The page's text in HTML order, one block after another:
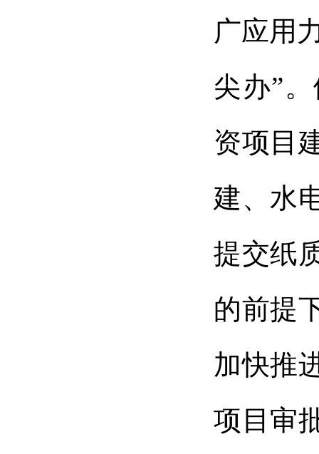
广应用
尖办”
资项目
建、水
提交纸
的前提
加快推
项目审